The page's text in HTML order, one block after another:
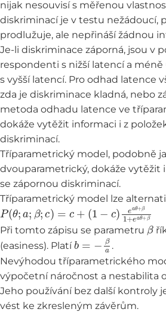
nijak nesouvisí s měřenou
diskriminací je v testu nežádoucí,
prodlužuje, ale nepřináší žádnou
Je-li diskriminace záporná, jsou v
respondenti s nižší latencí a
s vyšší latencí. Pro odhad latence
zda je diskriminace kladná, nebo
metoda odhadu latence ve
dokáže vytěžit informaci i z
diskriminací.
Tříparametrický model, podobně
dvouparametrický, dokáže vytěžit
se zápornou diskriminací.
Tříparametrický model lze
P(θ ;c =
(1−c aθ β e +β
Při tomto zápisu se parametru
β
(easiness). Platí
b −β a
.
Nevýhodou tříparametrického
výpočetní náročnost a nestabilita
Jeho používání bez další kontroly
vést ke zkresleným závěrům.